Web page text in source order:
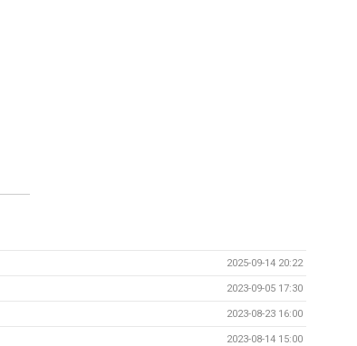
2025-09-14 20:22
2023-09-05 17:30
2023-08-23 16:00
2023-08-14 15:00